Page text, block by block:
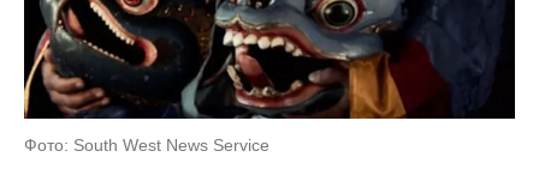
Фото: South West News Service